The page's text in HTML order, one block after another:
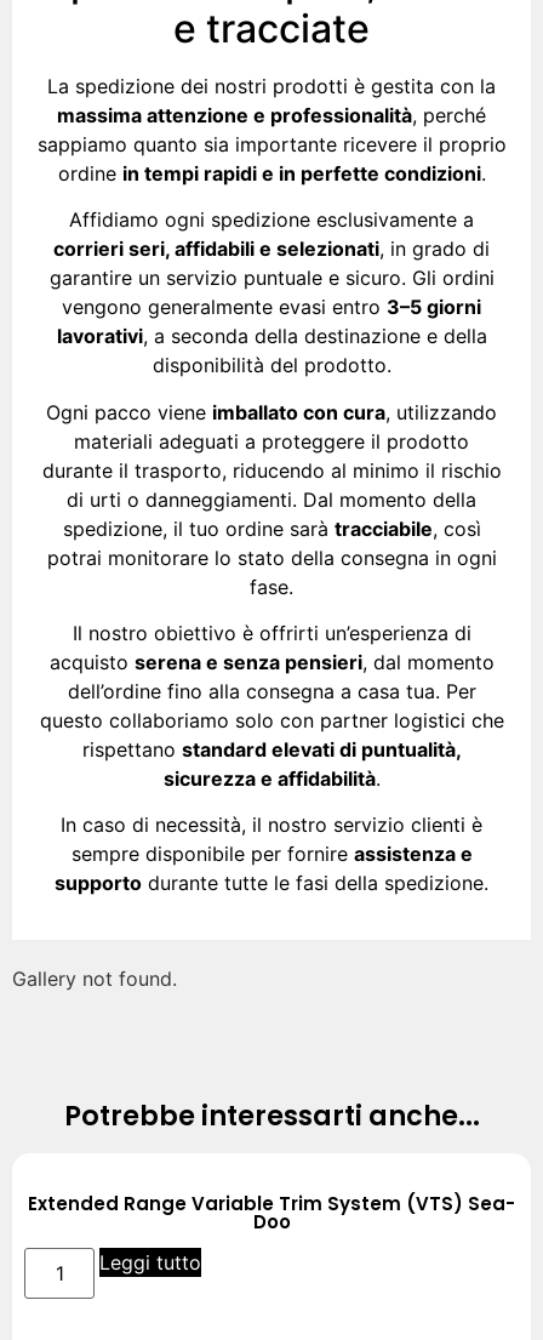
e tracciate
La spedizione dei nostri prodotti è gestita con la
massima attenzione e professionalità, perché
sappiamo quanto sia importante ricevere il proprio
ordine in tempi rapidi e in perfette condizioni.
Affidiamo ogni spedizione esclusivamente a
corrieri seri, affidabili e selezionati, in grado di
garantire un servizio puntuale e sicuro. Gli ordini
vengono generalmente evasi entro 3–5 giorni
lavorativi, a seconda della destinazione e della
disponibilità del prodotto.
Ogni pacco viene imballato con cura, utilizzando
materiali adeguati a proteggere il prodotto
durante il trasporto, riducendo al minimo il rischio
di urti o danneggiamenti. Dal momento della
spedizione, il tuo ordine sarà tracciabile, così
potrai monitorare lo stato della consegna in ogni
fase.
Il nostro obiettivo è offrirti un’esperienza di
acquisto serena e senza pensieri, dal momento
dell’ordine fino alla consegna a casa tua. Per
questo collaboriamo solo con partner logistici che
rispettano standard elevati di puntualità,
sicurezza e affidabilità.
In caso di necessità, il nostro servizio clienti è
sempre disponibile per fornire assistenza e
supporto durante tutte le fasi della spedizione.
Gallery not found.
Potrebbe interessarti anche...
Extended Range Variable Trim System (VTS) Sea-
Doo
Leggi tutto